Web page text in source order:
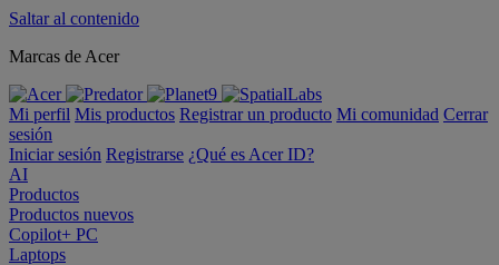
Saltar al contenido
Marcas de Acer
Mi perfil Mis productos Registrar un producto Mi comunidad Cerrar
sesión
Iniciar sesión Registrarse ¿Qué es Acer ID?
AI
Productos
Productos nuevos
Copilot+ PC
Laptops